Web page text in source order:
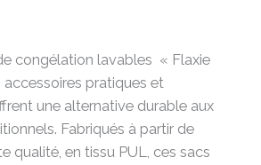
congélation lavables « Flaxie
accessoires pratiques et
une alternative durable aux
Fabriqués à partir de
qualité, en tissu PUL, ces sacs